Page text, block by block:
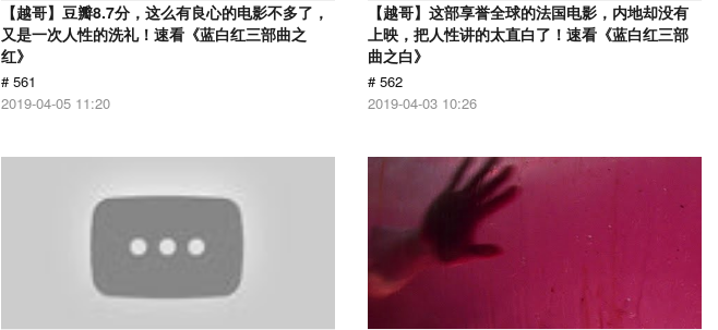
【越哥】豆瓣8.7分，这么有良心的电影不多了，
又是一次人性的洗礼！速看《蓝白红三部曲之
红》
# 561
2019-04-05 11:20
【越哥】这部享誉全球的法国电影，内地却没有
上映，把人性讲的太直白了！速看《蓝白红三部
曲之白》
# 562
2019-04-03 10:26